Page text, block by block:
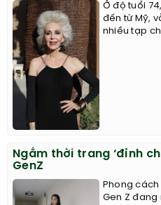
Ở độ tuổi
đến từ Mỹ,
nhiều tạp
Ngắm thời trang ‘đỉnh
GenZ
Phong
Gen Z